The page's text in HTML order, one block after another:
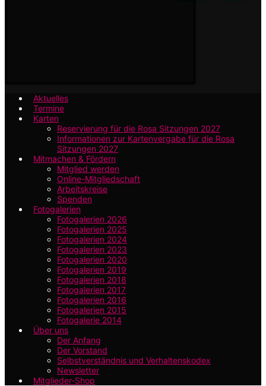
Aktuelles
Termine
Karten
Reservierung für die Rosa Sitzungen 2027
Informationen zur Kartenvergabe für die Rosa
Sitzungen 2027
Mitmachen & Fördern
Mitglied werden
Online-Mitgliedschaft
Arbeitskreise
Spenden
Fotogalerien
Fotogalerien 2026
Fotogalerien 2025
Fotogalerien 2024
Fotogalerien 2023
Fotogalerien 2020
Fotogalerien 2019
Fotogalerien 2018
Fotogalerien 2017
Fotogalerien 2016
Fotogalerien 2015
Fotogalerie 2014
Über uns
Der Anfang
Der Vorstand
Selbstverständnis und Verhaltenskodex
Newsletter
Mitglieder-Shop